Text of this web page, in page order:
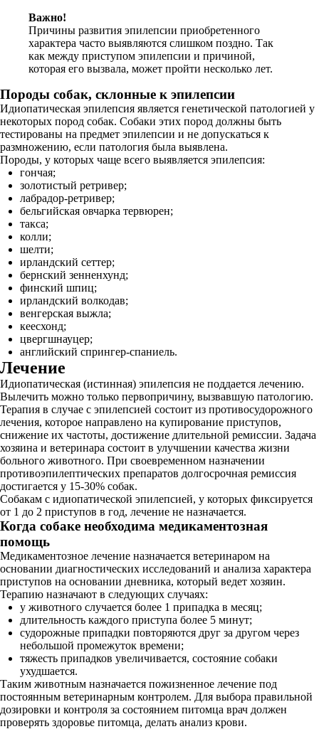
Важно!
Причины развития эпилепсии приобретенного
характера часто выявляются слишком поздно. Так
как между приступом эпилепсии и причиной,
которая его вызвала, может пройти несколько лет.
Породы собак, склонные к эпилепсии
Идиопатическая эпилепсия является генетической патологией у
некоторых пород собак. Собаки этих пород должны быть
тестированы на предмет эпилепсии и не допускаться к
размножению, если патология была выявлена.
Породы, у которых чаще всего выявляется эпилепсия:
гончая;
золотистый ретривер;
лабрадор-ретривер;
бельгийская овчарка тервюрен;
такса;
колли;
шелти;
ирландский сеттер;
бернский зенненхунд;
финский шпиц;
ирландский волкодав;
венгерская выжла;
кеесхонд;
цвергшнауцер;
английский спрингер-спаниель.
Лечение
Идиопатическая (истинная) эпилепсия не поддается лечению.
Вылечить можно только первопричину, вызвавшую патологию.
Терапия в случае с эпилепсией состоит из противосудорожного
лечения, которое направлено на купирование приступов,
снижение их частоты, достижение длительной ремиссии. Задача
хозяина и ветеринара состоит в улучшении качества жизни
больного животного. При своевременном назначении
противоэпилептических препаратов долгосрочная ремиссия
достигается у 15-30% собак.
Собакам с идиопатической эпилепсией, у которых фиксируется
от 1 до 2 приступов в год, лечение не назначается.
Когда собаке необходима медикаментозная
помощь
Медикаментозное лечение назначается ветеринаром на
основании диагностических исследований и анализа характера
приступов на основании дневника, который ведет хозяин.
Терапию назначают в следующих случаях:
у животного случается более 1 припадка в месяц;
длительность каждого приступа более 5 минут;
судорожные припадки повторяются друг за другом через
небольшой промежуток времени;
тяжесть припадков увеличивается, состояние собаки
ухудшается.
Таким животным назначается пожизненное лечение под
постоянным ветеринарным контролем. Для выбора правильной
дозировки и контроля за состоянием питомца врач должен
проверять здоровье питомца, делать анализ крови.